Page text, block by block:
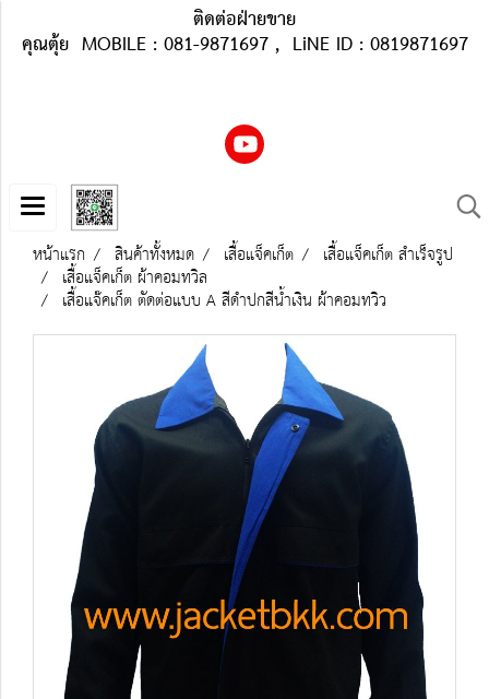
ติดต่อฝ่ายขาย
คุณตุ้ย MOBILE : 081-9871697 , LiNE ID : 0819871697
หน้าแรก สินค้าทั้งหมด เสื้อแจ็คเก็ต เสื้อแจ็คเก็ต สำเร็จรูป
เสื้อแจ็คเก็ต ผ้าคอมทวิล
เสื้อแจ๊คเก็ต ตัดต่อแบบ A สีดำปกสีน้ำเงิน ผ้าคอมทวิว